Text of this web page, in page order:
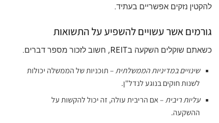
להקטין נזקים אפשריים בעתיד.
גורמים אשר עשויים להשפיע על התשואות
כשאתם שוקלים השקעה בREIT, חשוב לזכור מספר דברים.
שינויים במדיניות הממשלתית– תוכניות של הממשלה יכולות
לשנות חוקים בנוגע לנדל"ן.
עליות ריבית– אם הריבית עולה, זה יכול להקשות על
ההשקעה.